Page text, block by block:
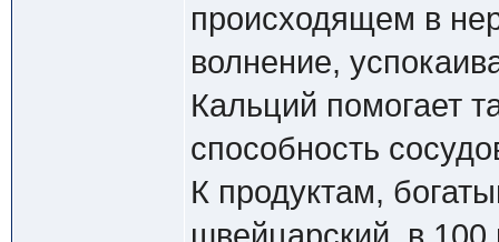
происходящем в
волнение,
Кальций помогает
способность
К продуктам,